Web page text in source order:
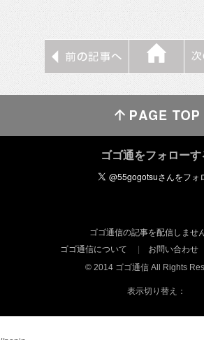
ゴゴ通をフォローす
ゴゴ通信の記事を配信しませ
ゴゴ通信について
お問い合わせ
© 2014 ゴゴ通信 All Rights
表示切り替え：